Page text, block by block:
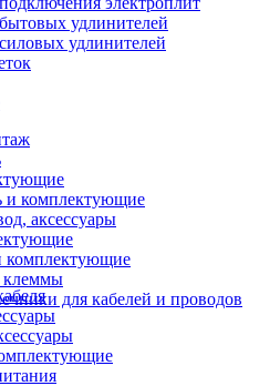
удлинителей
удлинителей
и комплектующие
аксессуары
комплектующие
клеммы
для кабелей и проводов